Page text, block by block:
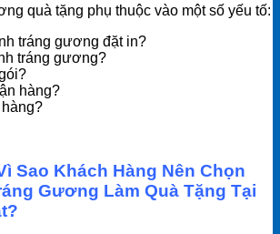
quà tặng phụ thuộc vào một số yếu tố:
tráng gương đặt in?
tráng gương?
hàng?
Sao Khách Hàng Nên Chọn
Gương Làm Quà Tặng Tại